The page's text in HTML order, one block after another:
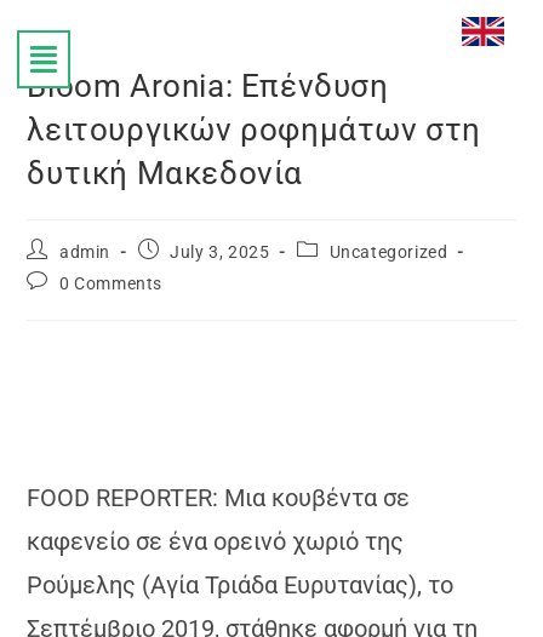
Bloom Aronia: Επένδυση
λειτουργικών ροφημάτων στη
δυτική Μακεδονία
admin July 3, 2025
Uncategorized
0 Comments
FOOD REPORTER: Μια κουβέντα σε
καφενείο σε ένα ορεινό χωριό της
Ρούμελης (Αγία Τριάδα Ευρυτανίας), το
Σεπτέμβριο 2019, στάθηκε αφορμή για τη